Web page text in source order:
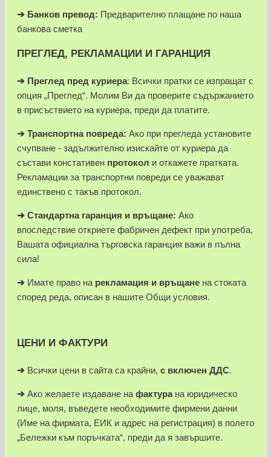
➔ Банков превод: Предварително плащане по наша
банкова сметка
ПРЕГЛЕД, РЕКЛАМАЦИИ И ГАРАНЦИЯ
➔ Преглед пред куриера: Всички пратки се изпращат с
опция „Преглед“. Молим Ви да проверите съдържанието
в присъствието на куриера, преди да платите.
➔ Транспортна повреда: Ако при прегледа установите
счупване - задължително изискайте от куриера да
състави констативен протокол и откажете пратката.
Рекламации за транспортни повреди се уважават
единствено с такъв протокол.
➔ Стандартна гаранция и връщане: Ако
впоследствие откриете фабричен дефект при употреба,
Вашата официална търговска гаранция важи в пълна
сила!
➔ Имате право на рекламация и връщане на стоката
според реда, описан в нашите Общи условия.
ЦЕНИ И ФАКТУРИ
➔ Всички цени в сайта са крайни, с включен ДДС.
➔ Ако желаете издаване на фактура на юридическо
лице, моля, въведете необходимите фирмени данни
(Име на фирмата, ЕИК и адрес на регистрация) в полето
„Бележки към поръчката“, преди да я завършите.